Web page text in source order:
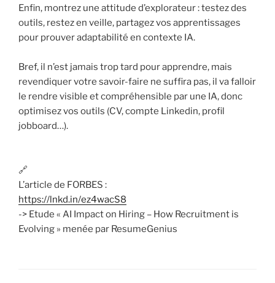
Enfin, montrez une attitude d’explorateur : testez des
outils, restez en veille, partagez vos apprentissages
pour prouver adaptabilité en contexte IA.
Bref, il n’est jamais trop tard pour apprendre, mais
revendiquer votre savoir-faire ne suffira pas, il va falloir
le rendre visible et compréhensible par une IA, donc
optimisez vos outils (CV, compte Linkedin, profil
jobboard…).
🔗
L’article de FORBES :
https://lnkd.in/ez4wacS8
-> Etude « AI Impact on Hiring – How Recruitment is
Evolving » menée par ResumeGenius